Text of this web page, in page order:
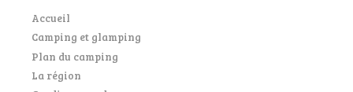
Accueil
Camping et glamping
Plan du camping
La région